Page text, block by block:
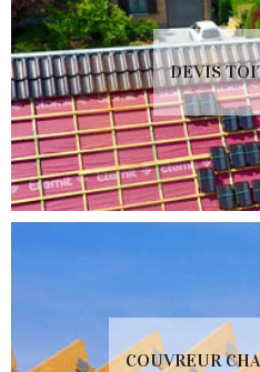
DEVIS
COUVREUR